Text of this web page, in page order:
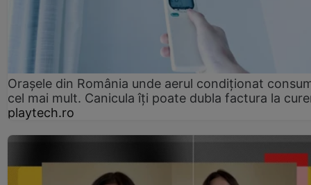
Orașele din România unde aerul condiționat
cel mai mult. Canicula îți poate dubla factura la
playtech.ro